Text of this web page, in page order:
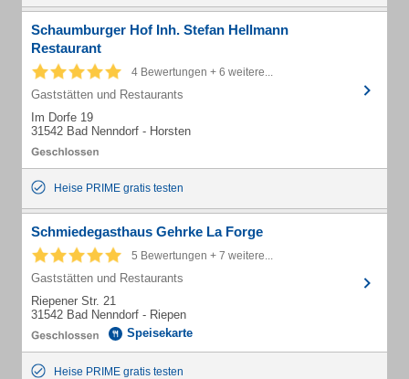
Schaumburger Hof Inh. Stefan Hellmann
Restaurant
4 Bewertungen + 6 weitere...
Gaststätten und Restaurants
Im Dorfe 19
31542 Bad Nenndorf - Horsten
Heise PRIME gratis testen
Schmiedegasthaus Gehrke La Forge
5 Bewertungen + 7 weitere...
Gaststätten und Restaurants
Riepener Str. 21
31542 Bad Nenndorf - Riepen
Speisekarte
Heise PRIME gratis testen